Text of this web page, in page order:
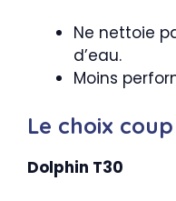
Ne nettoie
d’eau.
Moins
Le choix
Dolphin T30